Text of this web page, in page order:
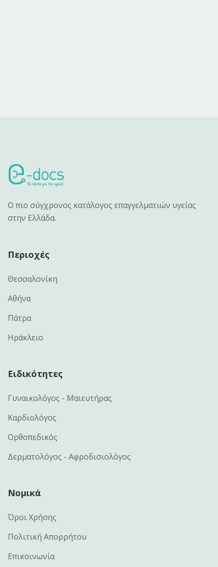
Ο πιο σύγχρονος κατάλογος επαγγελματιών υγείας
στην Ελλάδα.
Περιοχές
Θεσσαλονίκη
Αθήνα
Πάτρα
Ηράκλειο
Ειδικότητες
Γυναικολόγος - Μαιευτήρας
Καρδιολόγος
Ορθοπεδικός
Δερματολόγος - Αφροδισιολόγος
Νομικά
Όροι Χρήσης
Πολιτική Απορρήτου
Επικοινωνία